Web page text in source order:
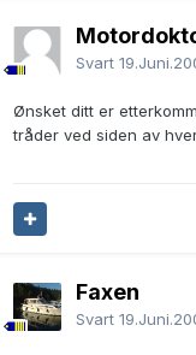
Svart
Ønsket ditt er
tråder ved siden av
Faxen
Svart